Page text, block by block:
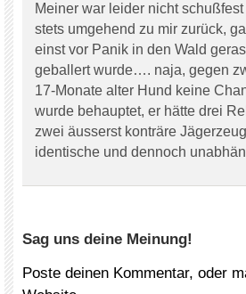
Meiner war leider nicht
stets umgehend zu mir zurück,
einst vor Panik in den Wald
geballert wurde…. naja, gegen
17-Monate alter Hund keine
wurde behauptet, er hätte drei
zwei äusserst konträre
identische und dennoch
Sag uns deine Meinung!
Poste deinen Kommentar, oder